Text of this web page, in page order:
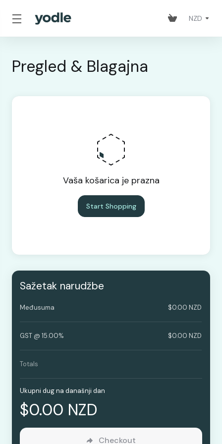
NZD
Pregled & Blagajna
Vaša košarica je prazna
Start Shopping
Sažetak narudžbe
Međusuma $0.00 NZD
GST @ 15.00% $0.00 NZD
Totals
Ukupni dug na današnji dan
$0.00 NZD
Checkout